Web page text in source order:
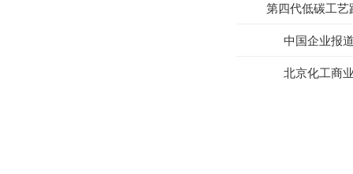
第四代低碳工艺
中国企业报
北京化工商